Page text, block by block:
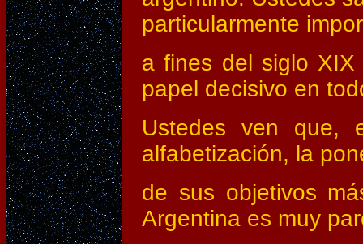
particularmente
a fines del siglo
papel decisivo en
Ustedes ven que,
alfabetización, la
de sus objetivos
Argentina es muy